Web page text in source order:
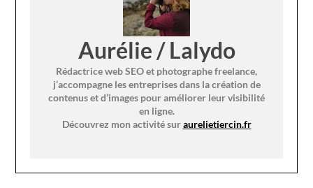
Aurélie / Lalydo
Rédactrice web SEO et photographe freelance,
j’accompagne les entreprises dans la création de
contenus et d’images pour améliorer leur visibilité
en ligne.
Découvrez mon activité suraurelietiercin.fr